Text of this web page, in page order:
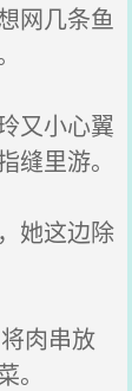
网几条鱼
又小心翼
缝里游。
她这边除
肉串放
。